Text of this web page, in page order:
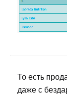
То есть
даже с